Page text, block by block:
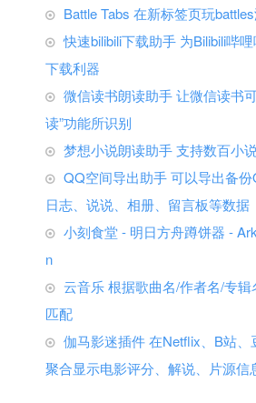
Battle Tabs 在新标签页玩
快速bilibili下载助手 为Bilibili哔
下载利器
微信读书朗读助手 让微信读书
读”功能所识别
梦想小说朗读助手 支持数百小
QQ空间导出助手 可以导出备
日志、说说、相册、留言板等数据
小刻食堂 - 明日方舟蹲饼器 -
n
云音乐 根据歌曲名/作者名/专
匹配
伽马影迷插件 在Netflix、B站
聚合显示电影评分、解说、片源信